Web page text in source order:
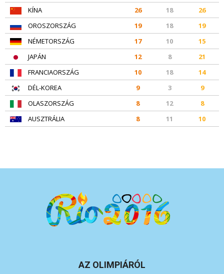
KÍNA
26 18
26
OROSZORSZÁG
19 18
19
NÉMETORSZÁG
17 10
15
JAPÁN
12 8
21
FRANCIAORSZÁG
10 18
14
DÉL-KOREA
9 3
9
OLASZORSZÁG
8 12
8
AUSZTRÁLIA
8 11 10
AZ OLIMPIÁRÓL